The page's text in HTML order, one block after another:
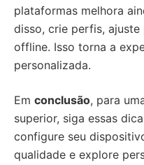
plataformas melhora
disso, crie perfis,
offline. Isso torna a
personalizada.
Em conclusão, para
superior, siga essas
configure seu
qualidade e explore